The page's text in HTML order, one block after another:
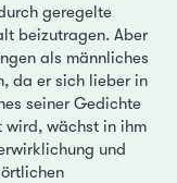
geregelte
beizutragen. Aber
als männliches
da er sich lieber in
seiner Gedichte
wächst in ihm
und